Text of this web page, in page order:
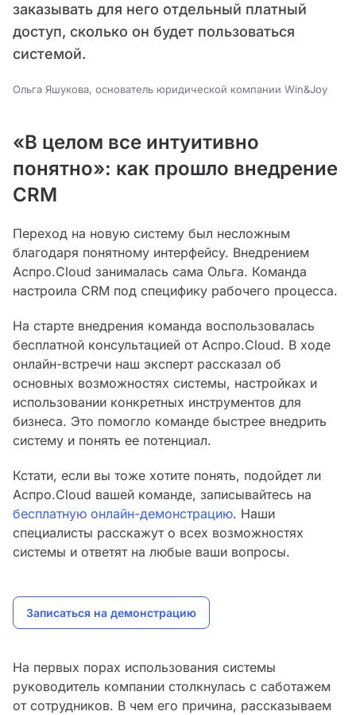
заказывать для него отдельный платный
доступ, сколько он будет пользоваться
системой.
Ольга Яшукова, основатель юридической компании Win&Joy
«В целом все интуитивно
понятно»: как прошло внедрение
CRM
Переход на новую систему был несложным
благодаря понятному интерфейсу. Внедрением
Аспро.Cloud занималась сама Ольга. Команда
настроила CRM под специфику рабочего процесса.
На старте внедрения команда воспользовалась
бесплатной консультацией от Аспро.Cloud. В ходе
онлайн-встречи наш эксперт рассказал об
основных возможностях системы, настройках и
использовании конкретных инструментов для
бизнеса. Это помогло команде быстрее внедрить
систему и понять ее потенциал.
Кстати, если вы тоже хотите понять, подойдет ли
Аспро.Cloud вашей команде, записывайтесь на
бесплатную онлайн-демонстрацию. Наши
специалисты расскажут о всех возможностях
системы и ответят на любые ваши вопросы.
Записаться на демонстрацию
На первых порах использования системы
руководитель компании столкнулась с саботажем
от сотрудников. В чем его причина, рассказываем